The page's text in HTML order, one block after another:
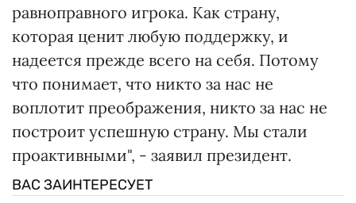
равноправного игрока. Как страну,
которая ценит любую поддержку, и
надеется прежде всего на себя. Потому
что понимает, что никто за нас не
воплотит преображения, никто за нас не
построит успешную страну. Мы стали
проактивными", - заявил президент.
ВАС ЗАИНТЕРЕСУЕТ